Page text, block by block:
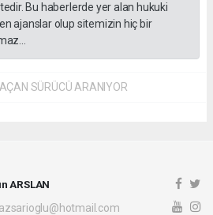
Bu haberlerde yer alan hukuki
ajanslar olup sitemizin hiç bir
SÜRÜCÜ ARANIYOR
ARSLAN